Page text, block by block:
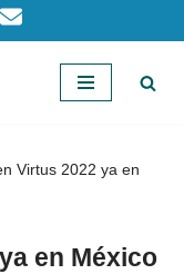
Virtus 2022 ya en
en México